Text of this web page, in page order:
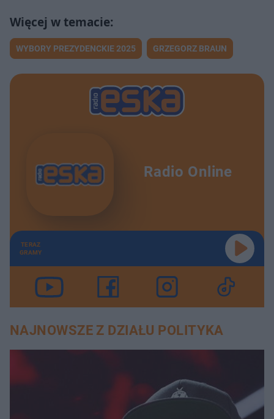
WYBORY PREZYDENCKIE 2025 GRZEGORZ BRAUN
Radio Online
TERAZ
GRAMY
NAJNOWSZE Z DZIAŁU POLITYKA